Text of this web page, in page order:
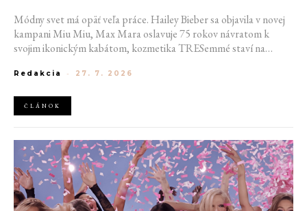
Módny svet má opäť veľa práce. Hailey Bieber sa objavila v novej
kampani Miu Miu, Max Mara oslavuje 75 rokov návratom k
svojim ikonickým kabátom, kozmetika TRESemmé staví na
a v San Franciscu pripravujú prvú veľkú americkú retrospektívu
Redakcia - 27. 7. 2026
ČLÁNOK